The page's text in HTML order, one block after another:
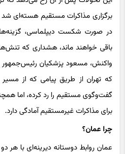
برگزاری مذاکرات مستقیم هسته‌ای
در صورت شکست دیپلماسی،
باقی خواهند ماند، هشداری که
که تهران از طریق پیامی که از
گفت‌وگوی مستقیم را رد کرده، اما
برای مذاکرات غیرمستقیم آمادگی دارد.
چرا عمان؟
عمان روابط دوستانه دیرینه‌ای با هر